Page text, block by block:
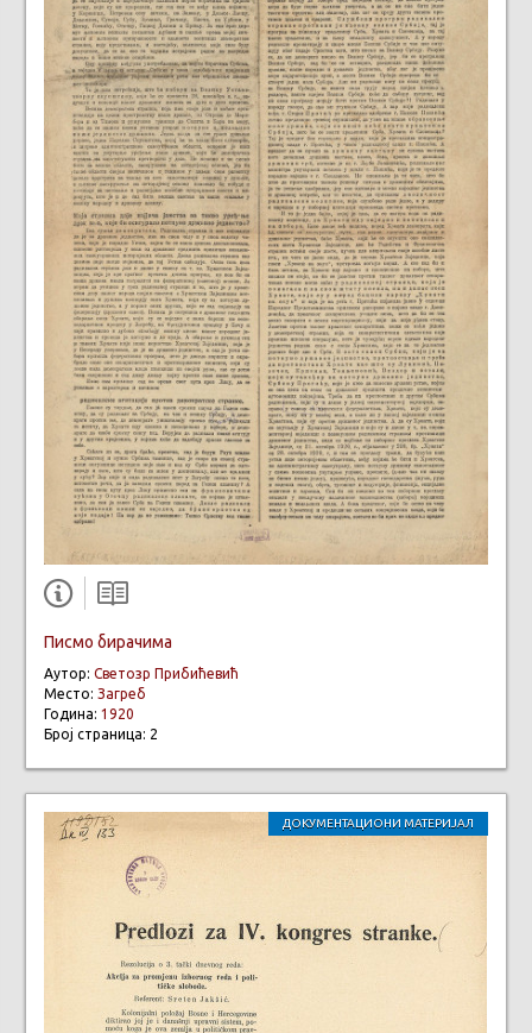
Писмо бирачима
Аутор: Светозр Прибићевић
Место: Загреб
Година: 1920
Број страница: 2
ДОКУМЕНТАЦИОНИ МАТЕРИЈАЛ